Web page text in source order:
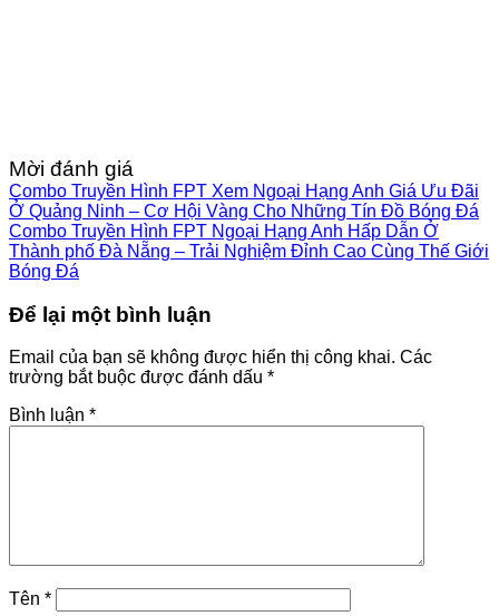
Mời đánh giá
Combo Truyền Hình FPT Xem Ngoại Hạng Anh Giá Ưu Đãi
Ở Quảng Ninh – Cơ Hội Vàng Cho Những Tín Đồ Bóng Đá
Combo Truyền Hình FPT Ngoại Hạng Anh Hấp Dẫn Ở
Thành phố Đà Nẵng – Trải Nghiệm Đỉnh Cao Cùng Thế Giới
Bóng Đá
Để lại một bình luận
Email của bạn sẽ không được hiển thị công khai. Các
trường bắt buộc được đánh dấu *
Bình luận *
Tên *